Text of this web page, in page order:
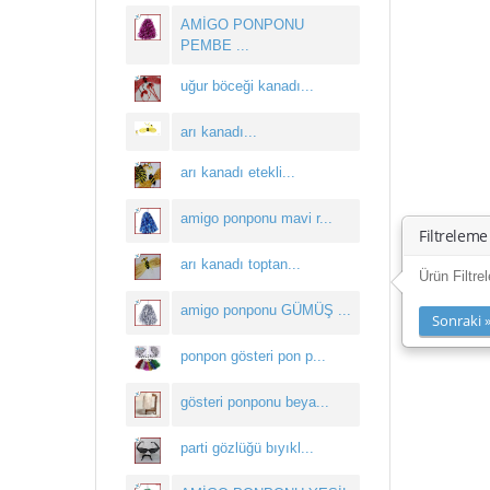
AMİGO PONPONU
PEMBE ...
uğur böceği kanadı...
arı kanadı...
arı kanadı etekli...
amigo ponponu mavi r...
arı kanadı toptan...
amigo ponponu GÜMÜŞ ...
ponpon gösteri pon p...
gösteri ponponu beya...
parti gözlüğü bıyıkl...
Filtreleme
Ürün
Sonraki »